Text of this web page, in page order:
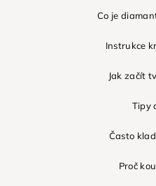
Co je
Instrukce
Jak začít
Tipy
Často
Proč